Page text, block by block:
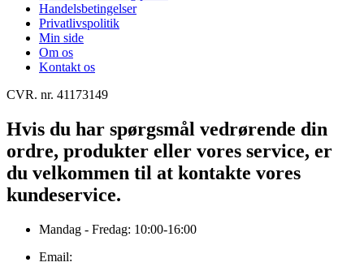
Handelsbetingelser
Privatlivspolitik
Min side
Om os
Kontakt os
CVR. nr. 41173149
Hvis du har spørgsmål vedrørende din
ordre, produkter eller vores service, er
du velkommen til at kontakte vores
kundeservice.
Mandag - Fredag: 10:00-16:00
Email: